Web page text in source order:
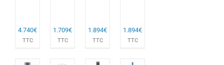
4.740€
TTC
1.709€
TTC
1.894€
TTC
1.894€
TTC